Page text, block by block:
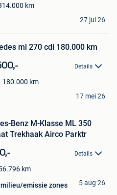
km
27 jul 26
ml 270 cdi 180.000 km
Details
180.000 km
17 mei 26
Benz M-Klasse ML 350
Trekhaak Airco Parktr
Details
km
emissie zones 5 aug 26